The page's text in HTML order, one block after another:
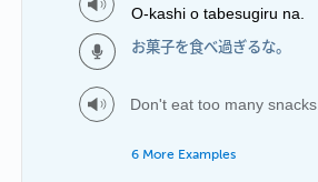
O-kashi o tabesugiru na.
お菓子を食べ過ぎるな。
Don't eat too many snacks.
6 More Examples